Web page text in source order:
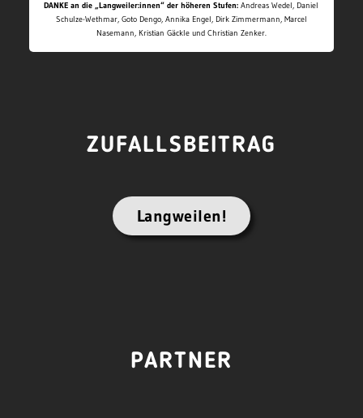
DANKE an die „Langweiler:innen“ der höheren Stufen: Andreas Wedel, Daniel
Schulze-Wethmar, Goto Dengo, Annika Engel, Dirk Zimmermann, Marcel
Nasemann, Kristian Gäckle und Christian Zenker.
ZUFALLSBEITRAG
Langweilen!
PARTNER